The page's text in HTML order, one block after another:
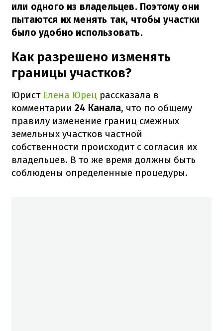
или одного из владельцев. Поэтому они
пытаются их менять так, чтобы участки
было удобно использовать.
Как разрешено изменять
границы участков?
Юрист Елена Юрец рассказала в
комментарии 24 Канала, что по общему
правилу изменение границ смежных
земельных участков частной
собственности происходит с согласия их
владельцев. В то же время должны быть
соблюдены определенные процедуры.